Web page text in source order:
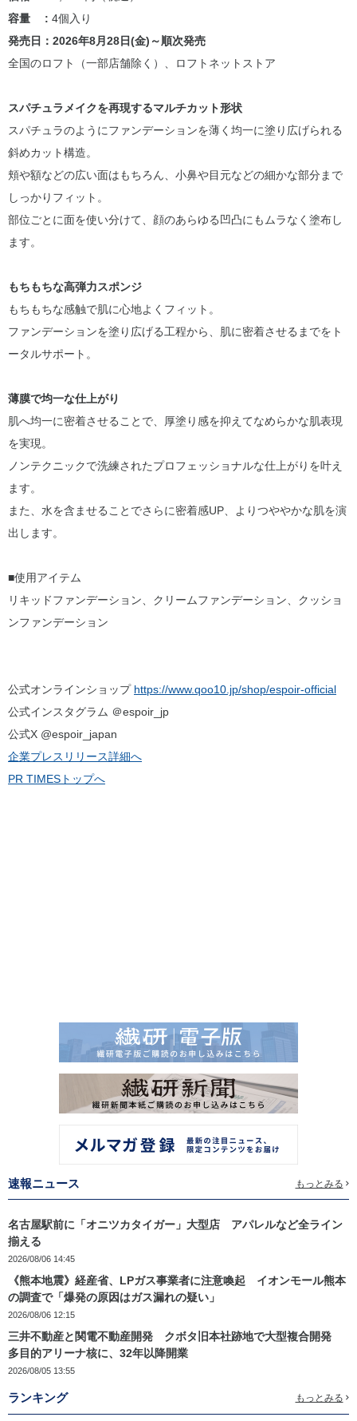
容量 : 4個入り
発売日：2026年8月28日(金)～順次発売
全国のロフト（一部店舗除く）、ロフトネットストア
スパチュラメイクを再現するマルチカット形状
スパチュラのようにファンデーションを薄く均一に塗り広げられる
斜めカット構造。
頬や額などの広い面はもちろん、小鼻や目元などの細かな部分まで
しっかりフィット。
部位ごとに面を使い分けて、顔のあらゆる凹凸にもムラなく塗布し
ます。
もちもちな高弾力スポンジ
もちもちな感触で肌に心地よくフィット。
ファンデーションを塗り広げる工程から、肌に密着させるまでをト
ータルサポート。
薄膜で均一な仕上がり
肌へ均一に密着させることで、厚塗り感を抑えてなめらかな肌表現
を実現。
ノンテクニックで洗練されたプロフェッショナルな仕上がりを叶え
ます。
また、水を含ませることでさらに密着感UP、よりつややかな肌を演
出します。
■使用アイテム
リキッドファンデーション、クリームファンデーション、クッショ
ンファンデーション
公式オンラインショップ https://www.qoo10.jp/shop/espoir-official
公式インスタグラム ＠espoir_jp
公式X @espoir_japan
企業プレスリリース詳細へ
PR TIMESトップへ
速報ニュース もっとみる
名古屋駅前に「オニツカタイガー」大型店 アパレルなど全ライン
揃える
2026/08/06 14:45
《熊本地震》経産省、LPガス事業者に注意喚起 イオンモール熊本
の調査で「爆発の原因はガス漏れの疑い」
2026/08/06 12:15
三井不動産と関電不動産開発 クボタ旧本社跡地で大型複合開発
多目的アリーナ核に、32年以降開業
2026/08/05 13:55
ランキング もっとみる